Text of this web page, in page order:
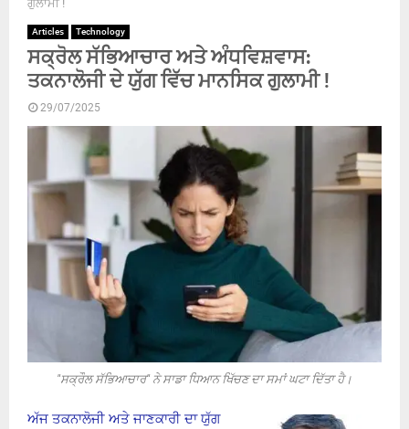
ਗੁਲਾਮੀ !
Articles Technology
ਸਕ੍ਰੋਲ ਸੱਭਿਆਚਾਰ ਅਤੇ ਅੰਧਵਿਸ਼ਵਾਸ:
ਤਕਨਾਲੋਜੀ ਦੇ ਯੁੱਗ ਵਿੱਚ ਮਾਨਸਿਕ ਗੁਲਾਮੀ !
29/07/2025
"ਸਕ੍ਰੌਲ ਸੱਭਿਆਚਾਰ" ਨੇ ਸਾਡਾ ਧਿਆਨ ਖਿੱਚਣ ਦਾ ਸਮਾਂ ਘਟਾ ਦਿੱਤਾ ਹੈ।
ਅੱਜ ਤਕਨਾਲੋਜੀ ਅਤੇ ਜਾਣਕਾਰੀ ਦਾ ਯੁੱਗ